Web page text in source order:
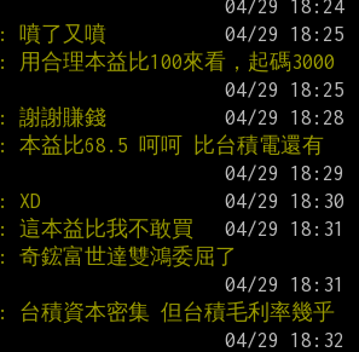
: 噴了又噴
: 用合理本益比100來看，起碼3000
: 謝謝賺錢
: 本益比68.5 呵呵 比台積電還有
: XD
: 這本益比我不敢買
: 奇鋐富世達雙鴻委屈了
: 台積資本密集 但台積毛利率幾乎